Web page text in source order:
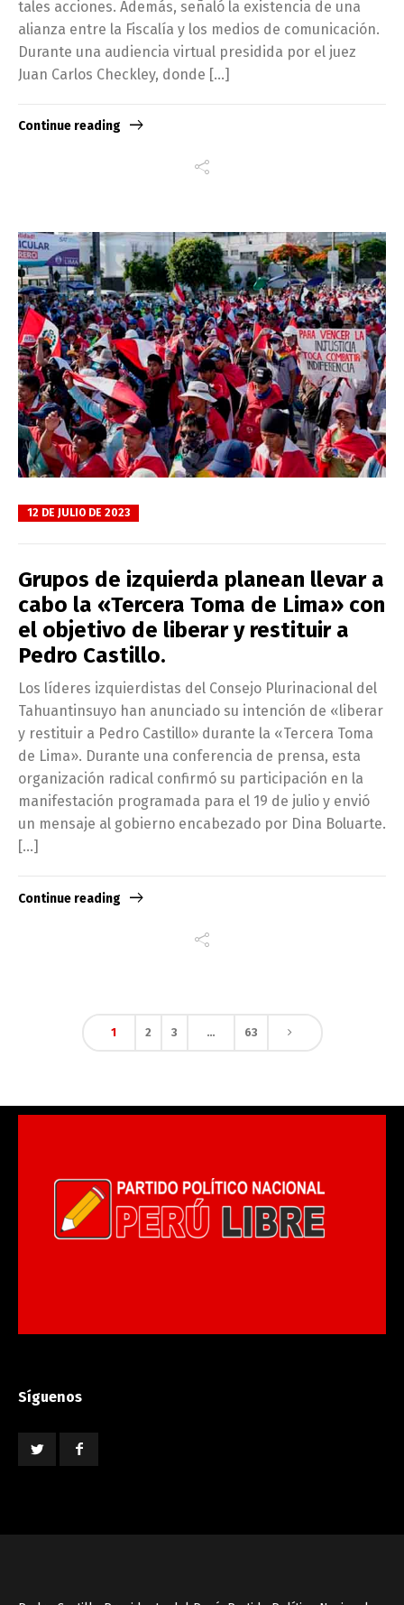
tales acciones. Además, señaló la existencia de una
alianza entre la Fiscalía y los medios de comunicación.
Durante una audiencia virtual presidida por el juez
Juan Carlos Checkley, donde […]
Continue reading
12 DE JULIO DE 2023
Grupos de izquierda planean llevar a
cabo la «Tercera Toma de Lima» con
el objetivo de liberar y restituir a
Pedro Castillo.
Los líderes izquierdistas del Consejo Plurinacional del
Tahuantinsuyo han anunciado su intención de «liberar
y restituir a Pedro Castillo» durante la «Tercera Toma
de Lima». Durante una conferencia de prensa, esta
organización radical confirmó su participación en la
manifestación programada para el 19 de julio y envió
un mensaje al gobierno encabezado por Dina Boluarte.
[…]
Continue reading
1 2 3 … 63
Síguenos